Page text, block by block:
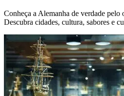
Conheça a Alemanha de verdade pelo
Descubra cidades, cultura, sabores e